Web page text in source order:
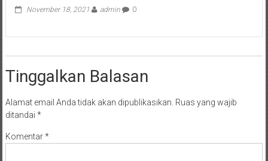
November 18, 2021 admin 0
Tinggalkan Balasan
Alamat email Anda tidak akan dipublikasikan. Ruas yang wajib
ditandai *
Komentar*